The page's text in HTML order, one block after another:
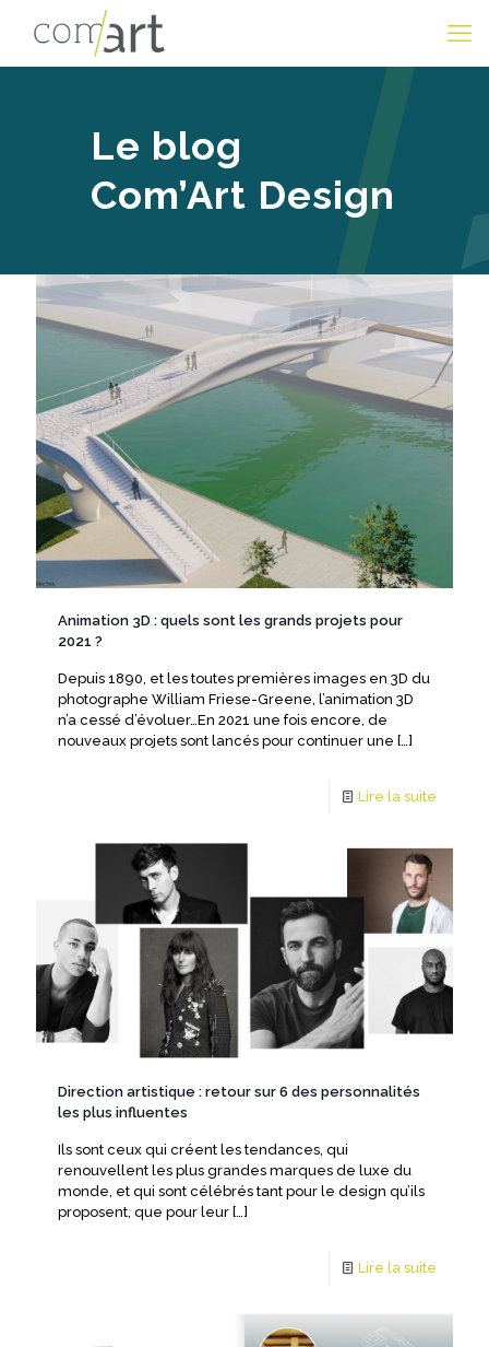
Le blog
Com’Art Design
Animation 3D : quels sont les grands projets pour
2021 ?
Depuis 1890, et les toutes premières images en 3D du
photographe William Friese-Greene, l’animation 3D
n’a cessé d’évoluer…En 2021 une fois encore, de
nouveaux projets sont lancés pour continuer une […]
Lire la suite
Direction artistique : retour sur 6 des personnalités
les plus influentes
Ils sont ceux qui créent les tendances, qui
renouvellent les plus grandes marques de luxe du
monde, et qui sont célébrés tant pour le design qu’ils
proposent, que pour leur […]
Lire la suite